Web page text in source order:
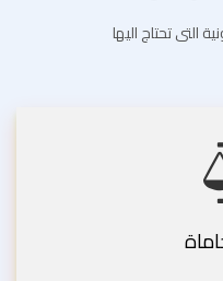
التى تحتاج اليها